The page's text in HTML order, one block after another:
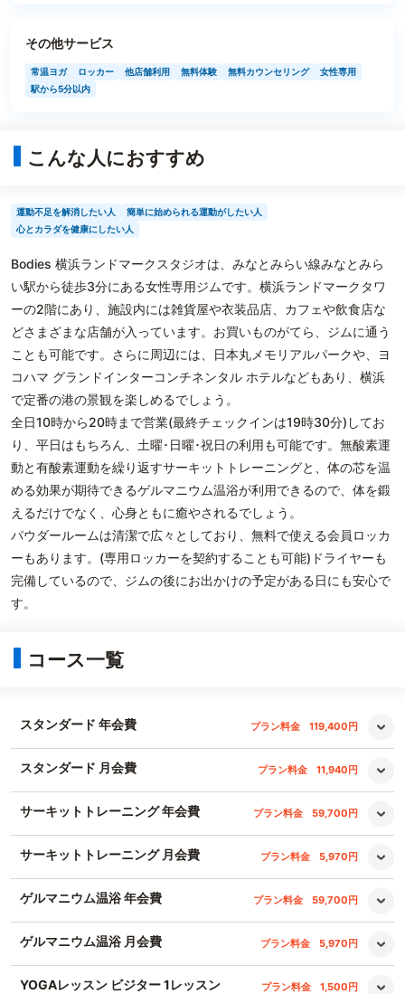
その他サービス
常温ヨガ ロッカー 他店舗利用 無料体験 無料カウンセリング
女性専用
駅から5分以内
こんな人におすすめ
運動不足を解消したい人
簡単に始められる運動がしたい人
心とカラダを健康にしたい人
Bodies 横浜ランドマークスタジオは、みなとみらい線みなとみら
い駅から徒歩3分にある女性専用ジムです。横浜ランドマークタワ
ーの2階にあり、施設内には雑貨屋や衣装品店、カフェや飲食店な
どさまざまな店舗が入っています。お買いものがてら、ジムに通う
ことも可能です。さらに周辺には、日本丸メモリアルパークや、ヨ
コハマ グランドインターコンチネンタル ホテルなどもあり、横浜
で定番の港の景観を楽しめるでしょう。
全日10時から20時まで営業(最終チェックインは19時30分)してお
り、平日はもちろん、土曜･日曜･祝日の利用も可能です。無酸素運
動と有酸素運動を繰り返すサーキットトレーニングと、体の芯を温
める効果が期待できるゲルマニウム温浴が利用できるので、体を鍛
えるだけでなく、心身ともに癒やされるでしょう。
パウダールームは清潔で広々としており、無料で使える会員ロッカ
ーもあります。(専用ロッカーを契約することも可能)ドライヤーも
完備しているので、ジムの後にお出かけの予定がある日にも安心で
す。
コース一覧
スタンダード 年会費 プラン料金 119,400円
スタンダード 月会費 プラン料金 11,940円
サーキットトレーニング 年会費 プラン料金 59,700円
サーキットトレーニング 月会費 プラン料金 5,970円
ゲルマニウム温浴 年会費 プラン料金 59,700円
ゲルマニウム温浴 月会費 プラン料金 5,970円
YOGAレッスン ビジター 1レッスン プラン料金 1,500円